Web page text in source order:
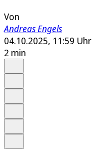
Von
Andreas Engels
04.10.2025, 11:59 Uhr
2 min